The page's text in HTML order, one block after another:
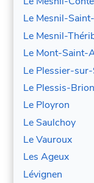
Le Mesnil-
Le Mesnil-
Le Mont-Saint-
Le Plessier-
Le Plessis-Brion
Le Ployron
Le Saulchoy
Le Vauroux
Les Ageux
Lévignen